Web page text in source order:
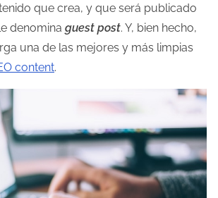
que crea, y que será publicado
denomina guest post. Y, bien hecho,
una de las mejores y más limpias
content.